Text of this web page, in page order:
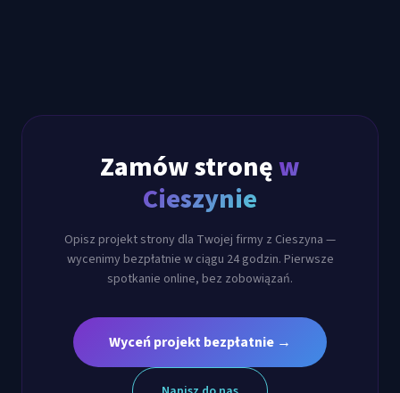
Zamów stronęw
Cieszynie
Opisz projekt strony dla Twojej firmy z Cieszyna —
wycenimy bezpłatnie w ciągu 24 godzin. Pierwsze
spotkanie online, bez zobowiązań.
Wyceń projekt bezpłatnie →